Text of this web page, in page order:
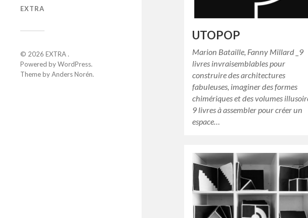
EXTRA
© 2026 EXTRA.
Powered byWordPress.
Theme byAnders Norén.
UTOPOP
Marion Bataille, Fanny Millard _9
livres invraisemblables pour
construire des architectures
fabuleuses, imaginer des formes
chimériques et des volumes
9 livres à assembler pour créer un
espace…